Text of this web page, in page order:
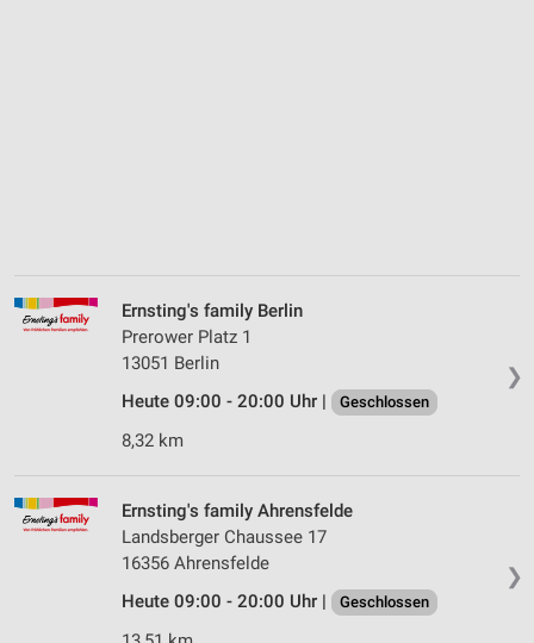
❯
Ernsting's family Berlin
Prerower Platz 1
13051 Berlin
Heute 09:00 - 20:00 Uhr |
Geschlossen
8,32 km
❯
Ernsting's family Ahrensfelde
Landsberger Chaussee 17
16356 Ahrensfelde
Heute 09:00 - 20:00 Uhr |
Geschlossen